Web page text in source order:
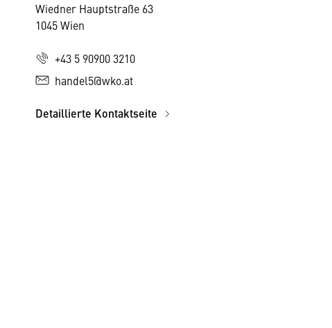
Wiedner Hauptstraße 63
1045 Wien
+43 5 90900 3210
handel5@wko.at
Detaillierte Kontaktseite